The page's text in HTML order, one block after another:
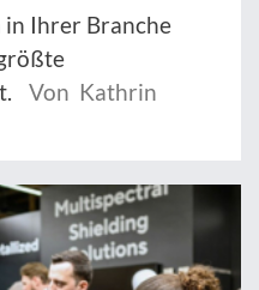
in Ihrer Branche
Von Kathrin